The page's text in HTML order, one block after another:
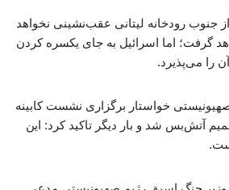
جنوب رودخانه لیتانی عقب‌نشینی نخواهد
گرفت؛ اما اسرائیل به جای یکسره کردن
را می‌پذیرد.
خواستار برگزاری نشست کابینه
آتش‌بس شد و بار دیگر تاکید کرد: این